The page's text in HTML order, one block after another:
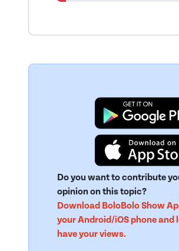
Do you want to contribute
opinion on this topic?
Download BoloBolo Show
your Android/iOS phone and
have your views.